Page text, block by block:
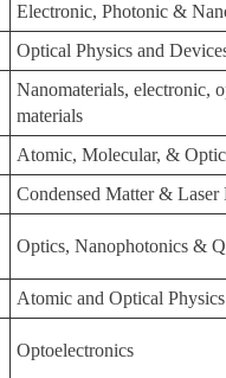
Electronic, Photonic &
Optical Physics and
Nanomaterials, electronic,
materials
Atomic, Molecular, &
Condensed Matter & Laser
Optics, Nanophotonics &
Atomic and Optical Physics
Optoelectronics